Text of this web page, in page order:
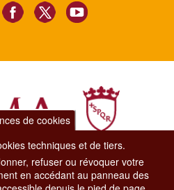
Sport, Turismo e Moda.
de cookies
techniques et de tiers.
refuser ou révoquer votre
en accédant au panneau des